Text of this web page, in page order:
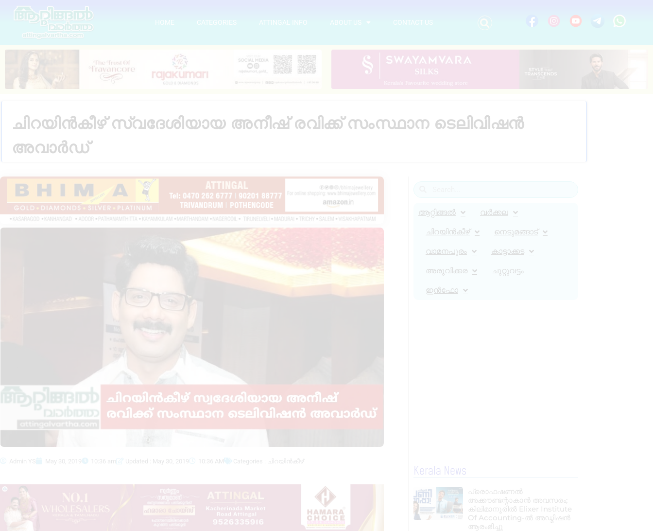
HOME CATEGORIES ATTINGAL INFO ABOUT US CONTACT US
ചിറയിൻകീഴ് സ്വദേശിയായ അനീഷ് രവിക്ക് സംസ്ഥാന ടെലിവിഷൻ
അവാർഡ്
Admin YS May 30, 2019 10:36 am Updated : May 30, 2019 10:36 AM Categories : ചിറയിൻകീഴ്
ആറ്റിങ്ങൽ വർക്കല
ചിറയിൻകീഴ് നെടുമങ്ങാട്
വാമനപുരം കാട്ടാക്കട
അരുവിക്കര ചുറ്റുവട്ടം
ഇൻഫോ
Kerala News
പ്രൊഫഷണൽ
അക്കൗണ്ടന്റാകാൻ അവസരം;
കിലിമാനൂരിൽ Elixer Institute
Of Accounting-ൽ അഡ്മിഷൻ
ആരംഭിച്ചു